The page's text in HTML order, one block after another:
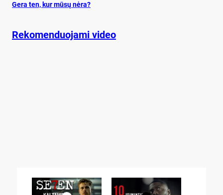
Ge­ra ten, kur mū­sų nė­ra?
Rekomenduojami video